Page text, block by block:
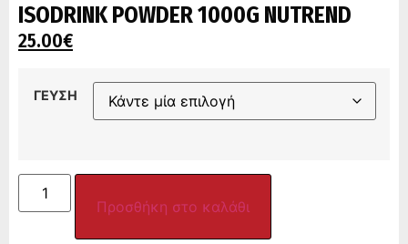
ISODRINK POWDER 1000G NUTREND
25.00€
ΓΕΥΣΗ
Προσθήκη στο καλάθι